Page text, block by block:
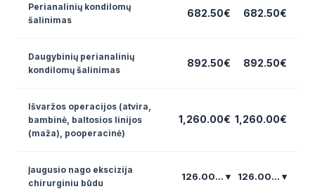
Perianalinių kondilomų
šalinimas
682.50€ 682.50€
Daugybinių perianalinių
kondilomų šalinimas
892.50€ 892.50€
Išvaržos operacijos (atvira,
bambinė, baltosios linijos
(maža), pooperacinė)
1,260.00€ 1,260.00€
Įaugusio nago ekscizija
chirurginiu būdu
126.00... ▾ 126.00... ▾